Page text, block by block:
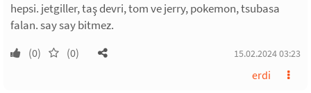
hepsi. jetgiller, taş devri, tom ve jerry, pokemon, tsubasa
falan. say say bitmez.
(0) (0) 15.02.2024 03:23
erdi